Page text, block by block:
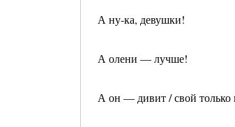
А ну-ка, девушки!
А олени — лучше!
А он — дивит / свой только